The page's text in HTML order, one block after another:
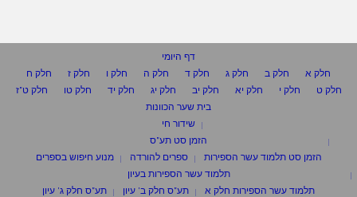
דף היומי
חלק א
חלק ב חלק ג חלק ד חלק ה חלק ו חלק ז
חלק ח
חלק ט
חלק י חלק יא חלק יב חלק יג חלק יד חלק טו
חלק ט"ז
בית שער הכוונות
שידור חי
הזמן סט תע"ס
הזמן סט תלמוד עשר הספירות
ספרים להורדה
מנוע חיפוש בספרים
תלמוד עשר הספירות בעיון
תלמוד עשר הספירות חלק א
תע"ס חלק ב' עיון
תע"ס חלק ג' עיון